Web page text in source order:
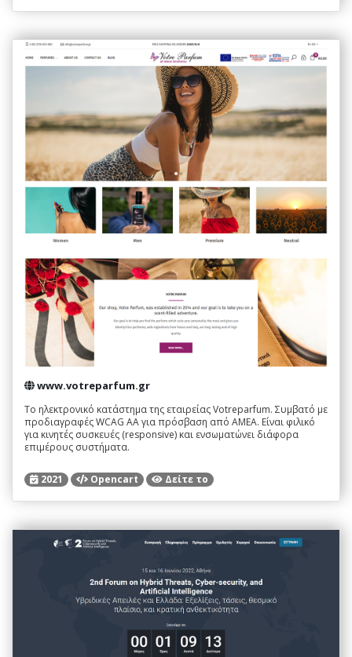
www.votreparfum.gr
Το ηλεκτρονικό κατάστημα της εταιρείας Votreparfum. Συμβατό με
προδιαγραφές WCAG AA για πρόσβαση από ΑΜΕΑ. Είναι φιλικό
για κινητές συσκευές (responsive) και ενσωματώνει διάφορα
επιμέρους συστήματα.
2021 Opencart Δείτε το